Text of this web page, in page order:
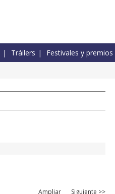
Tráilers Festivales y premios
Ampliar Siguiente >>